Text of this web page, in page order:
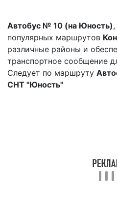
Автобус № 10 (на Юность)
популярных маршрутов
различные районы и
транспортное сообщение
Следует по маршруту
СНТ "Юность"